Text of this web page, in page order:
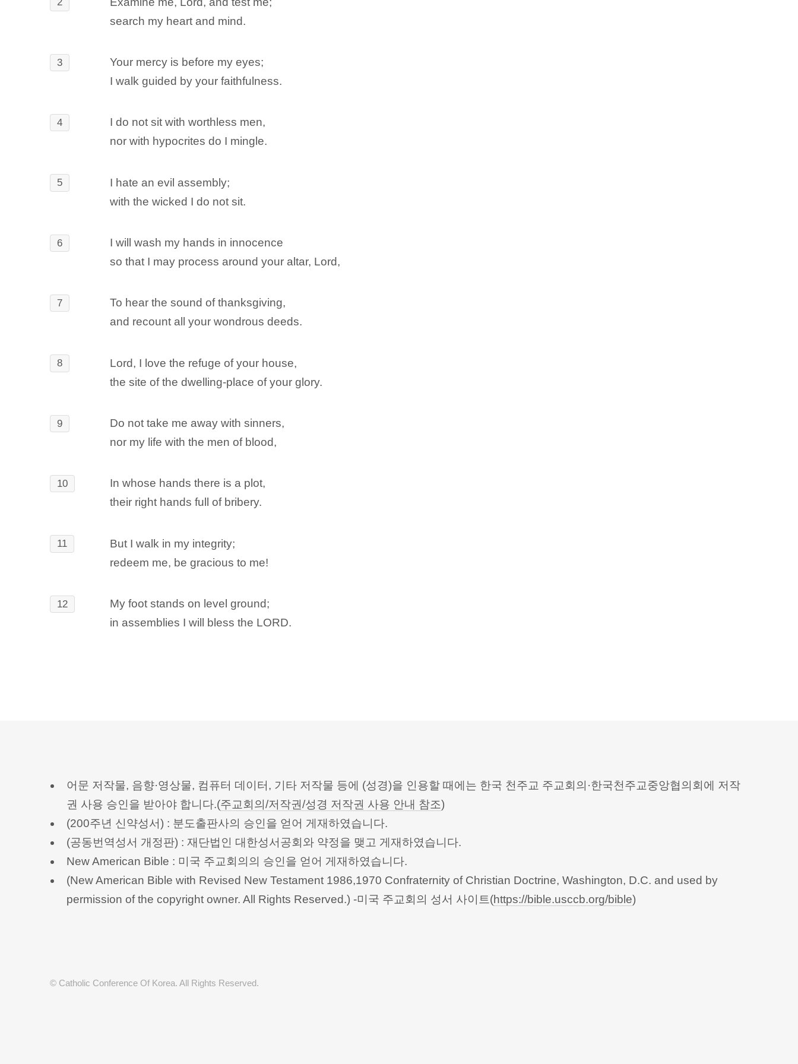
2
search my heart and mind.
3
Your mercy is before my eyes;
I walk guided by your faithfulness.
4
I do not sit with worthless men,
nor with hypocrites do I mingle.
5
I hate an evil assembly;
with the wicked I do not sit.
6
I will wash my hands in innocence
so that I may process around your altar, Lord,
7
To hear the sound of thanksgiving,
and recount all your wondrous deeds.
8
Lord, I love the refuge of your house,
the site of the dwelling-place of your glory.
9
Do not take me away with sinners,
nor my life with the men of blood,
10
In whose hands there is a plot,
their right hands full of bribery.
11
But I walk in my integrity;
redeem me, be gracious to me!
12
My foot stands on level ground;
in assemblies I will bless the LORD.
어문 저작물, 음향·영상물, 컴퓨터 데이터, 기타 저작물 등에 (성경)을 인용할 때에는 한국 천주교 주교회의·한국천주교중앙협의회에 저작
권 사용 승인을 받아야 합니다.(주교회의/저작권/성경 저작권 사용 안내 참조)
(200주년 신약성서) : 분도출판사의 승인을 얻어 게재하였습니다.
(공동번역성서 개정판) : 재단법인 대한성서공회와 약정을 맺고 게재하였습니다.
New American Bible : 미국 주교회의의 승인을 얻어 게재하였습니다.
(New American Bible with Revised New Testament 1986,1970 Confraternity of Christian Doctrine, Washington, D.C. and used by
permission of the copyright owner. All Rights Reserved.) -미국 주교회의 성서 사이트(https://bible.usccb.org/bible)
© Catholic Conference Of Korea. All Rights Reserved.